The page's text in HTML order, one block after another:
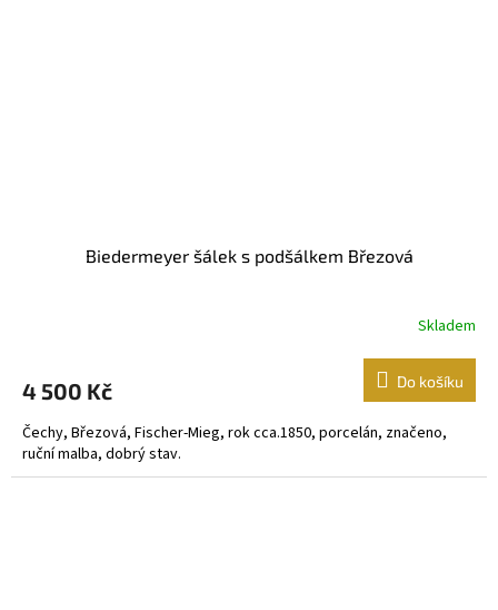
Biedermeyer šálek s podšálkem Březová
Skladem
4 500 Kč Do košíku
Čechy, Březová, Fischer-Mieg, rok cca.1850, porcelán, značeno,
ruční malba, dobrý stav.